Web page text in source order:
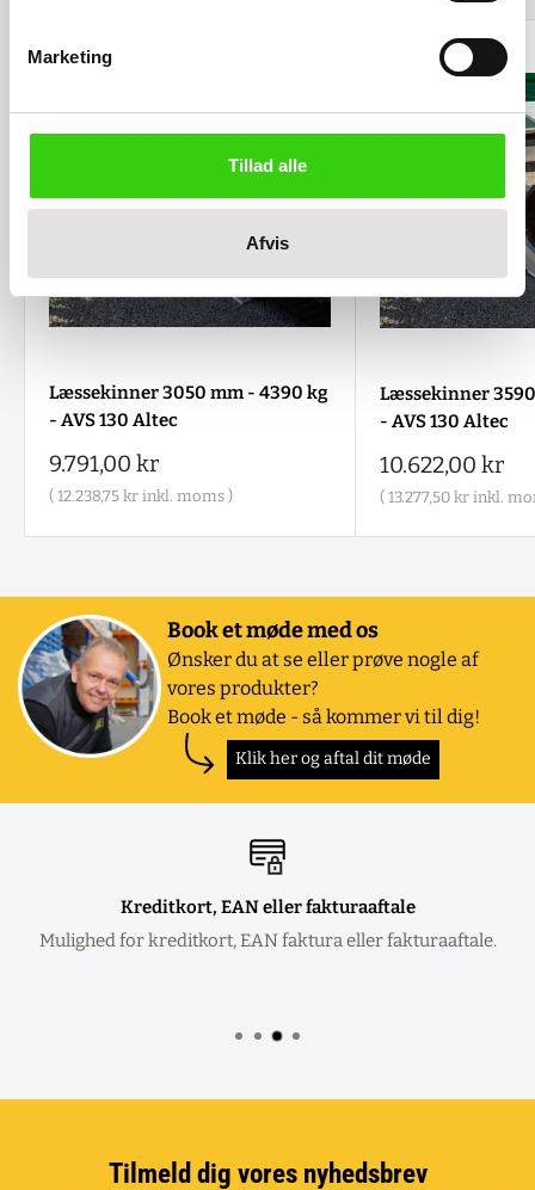
Marketing
Tillad alle
Afvis
Læssekinner 3050 mm - 4390 kg
- AVS 130 Altec
Salgspris
9.791,00 kr
( 12.238,75 kr inkl. moms )
Læssekinner
- AVS 130 Altec
Salgspris
10.622,00 kr
( 13.277,50 krinkl.
Book et møde med os
Ønsker du at se eller prøve nogle af
vores produkter?
Book et møde - så kommer vi til dig!
Klik her og aftal dit møde
Kreditkort, EAN eller fakturaaftale
Mulighed for kreditkort, EAN faktura eller fakturaaftale.
Tilmeld dig vores nyhedsbrev